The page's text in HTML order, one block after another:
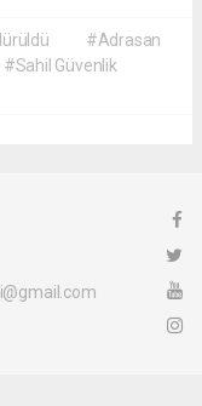
#Adrasan
#Sahil Güvenlik